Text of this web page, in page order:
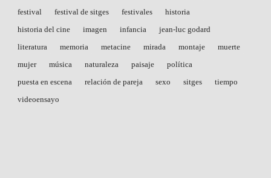
festival
festival de sitges festivales
historia
historia del cine
imagen infancia
jean-luc godard
literatura
memoria metacine mirada montaje
muerte
mujer
música naturaleza paisaje
política
puesta en escena
relación de pareja sexo sitges
tiempo
videoensayo